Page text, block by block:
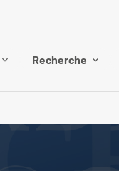
Recherche